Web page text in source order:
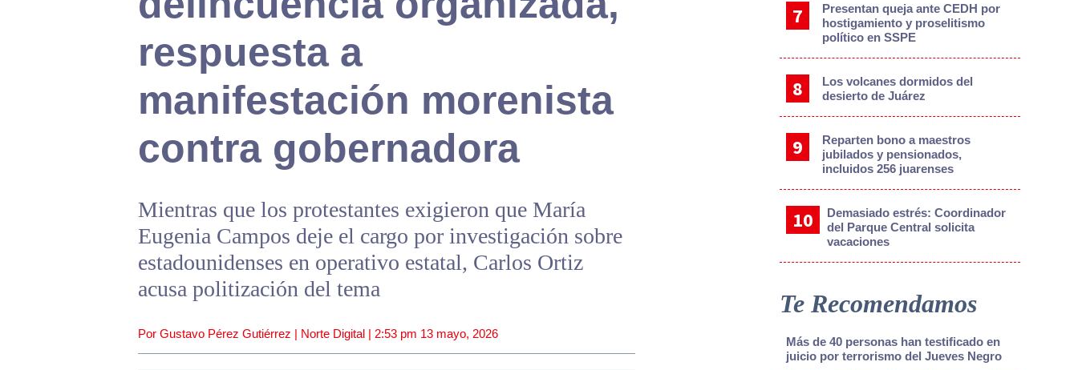
respuesta a
manifestación morenista
contra gobernadora
Mientras que los protestantes exigieron que María
Eugenia Campos deje el cargo por investigación sobre
estadounidenses en operativo estatal, Carlos Ortiz
acusa politización del tema
Por Gustavo Pérez Gutiérrez | Norte Digital | 2:53 pm 13 mayo, 2026
Presentan queja ante CEDH por
hostigamiento y proselitismo
político en SSPE
Los volcanes dormidos del
desierto de Juárez
Reparten bono a maestros
jubilados y pensionados,
incluidos 256 juarenses
Demasiado estrés: Coordinador
del Parque Central solicita
vacaciones
Te Recomendamos
Más de 40 personas han testificado en
juicio por terrorismo del Jueves Negro